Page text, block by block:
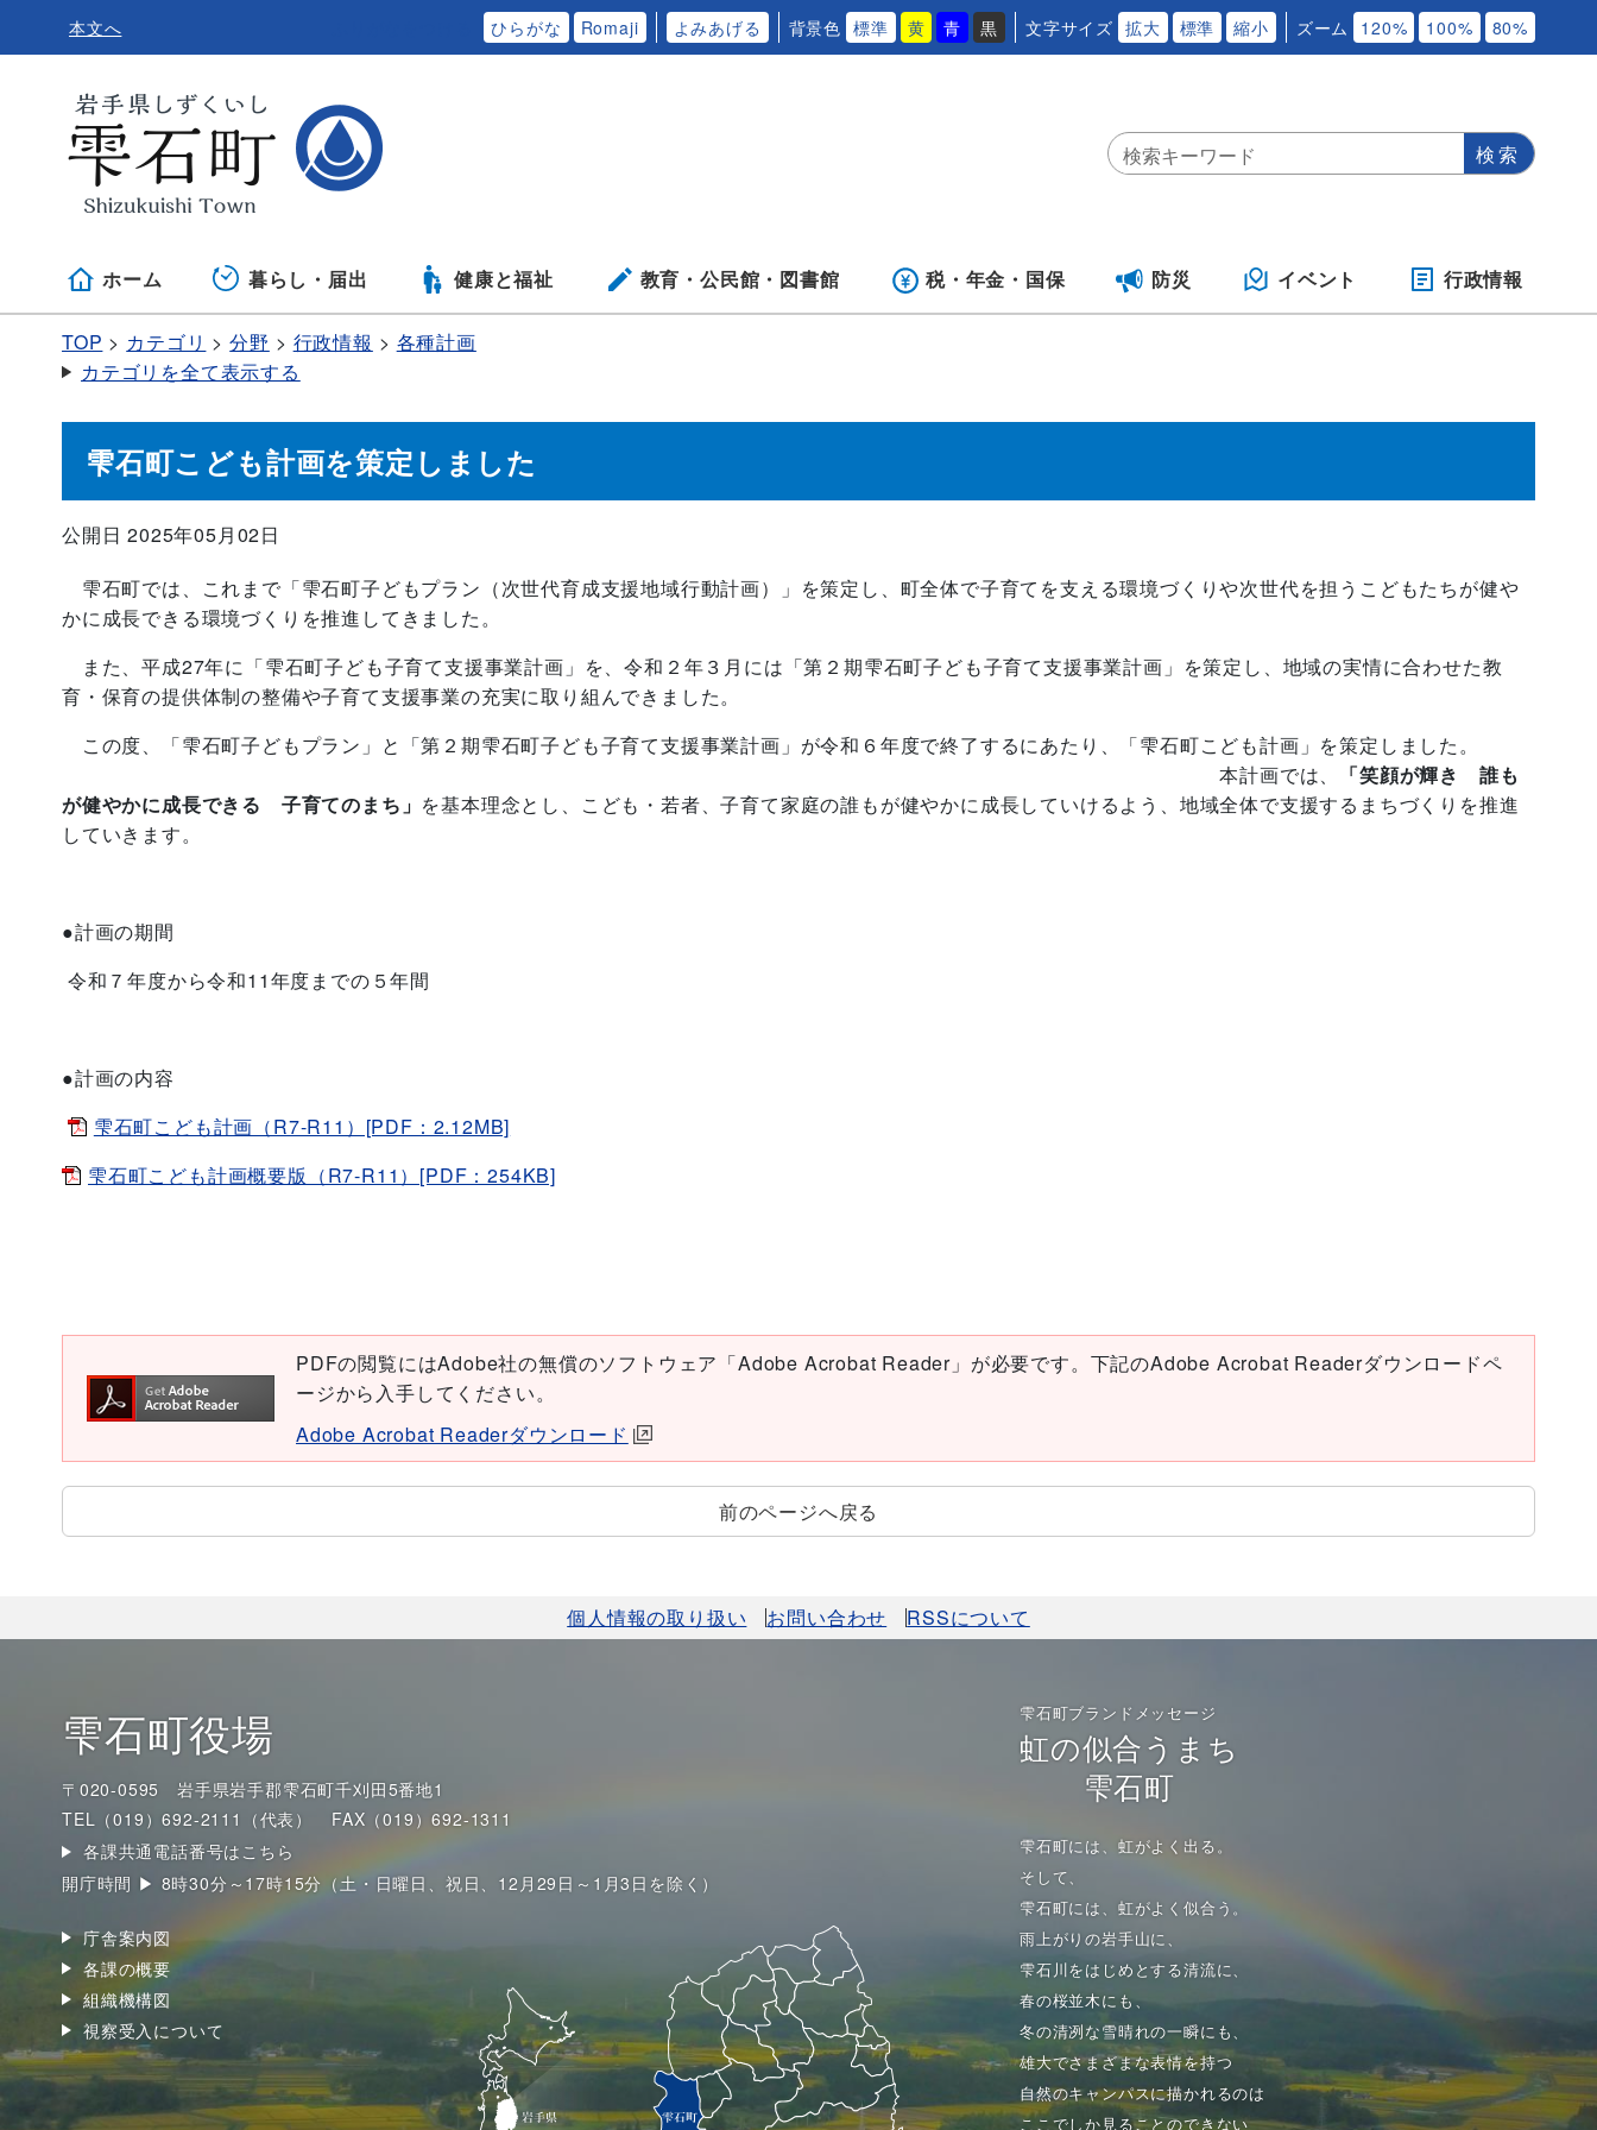
本文へ ひらがな Romaji よみあげる 背景色 標準 黄 青 黒 文字サイズ 拡大 標準 縮小 ズーム 120% 100% 80%
ホーム 暮らし・届出 健康と福祉 教育・公民館・ 図書館 税・年金・ 国保 防災 イベント 行政情報
TOP カテゴリ 分野 行政情報
各種計画
カテゴリを全て表示する
雫石町こども計画を策定しました
公開日 2025年05月02日
雫石町では、これまで「雫石町子どもプラン（次世代育成支援地域行動計画）」を策定し、町全体で子育てを支える環境づくりや次世代を担うこどもたちが健や
かに成長できる環境づくりを推進してきました。
また、平成27年に「雫石町子ども子育て支援事業計画」を、令和２年３月には「第２期雫石町子ども子育て支援事業計画」を策定し、地域の実情に合わせた教
育・保育の提供体制の整備や子育て支援事業の充実に取り組んできました。
この度、「雫石町子どもプラン」と「第２期雫石町子ども子育て支援事業計画」が令和６年度で終了するにあたり、「雫石町こども計画」を策定しました。
本計画では、
「笑顔が輝き 誰も
が健やかに成長できる 子育てのまち」 を基本理念とし、こども・若者、子育て家庭の誰もが健やかに成長していけるよう、地域全体で支援するまちづくりを推進
していきます。
●計画の期間
令和７年度から令和11年度までの５年間
●計画の内容
雫石町こども計画（R7-R11）[PDF：2.12MB]
雫石町こども計画概要版（R7-R11）[PDF：254KB]
PDFの閲覧にはAdobe社の無償のソフトウェア「Adobe Acrobat Reader」が必要です。下記のAdobe Acrobat Readerダウンロードペ
ージから入手してください。
Adobe Acrobat Readerダウンロード
前のページへ戻る
個人情報の取り扱い お問い合わせ RSSについて
雫石町役場
〒020-0595 岩手県岩手郡雫石町千刈田5番地1
TEL（019）692-2111（代表）
FAX（019）692-1311
各課共通電話番号はこちら
開庁時間 ▶ 8時30分～17時15分（土・日曜日、祝日、12月29日～1月3日を除く）
庁舎案内図
各課の概要
組織機構図
視察受入について
雫石町ブランドメッセージ
虹の似合うまち
雫石町
雫石町には、虹がよく出る。
そして、
雫石町には、虹がよく似合う。
雨上がりの岩手山に、
雫石川をはじめとする清流に、
春の桜並木にも、
冬の清冽な雪晴れの一瞬にも、
雄大でさまざまな表情を持つ
自然のキャンパスに描かれるのは
ここでしか見ることのできない